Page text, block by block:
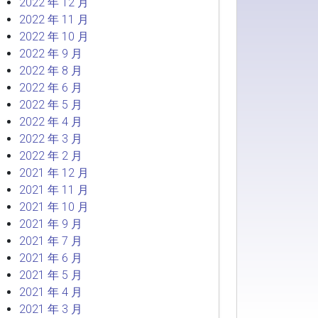
2022 年 11 月
2022 年 10 月
2022 年 9 月
2022 年 8 月
2022 年 6 月
2022 年 5 月
2022 年 4 月
2022 年 3 月
2022 年 2 月
2021 年 12 月
2021 年 11 月
2021 年 10 月
2021 年 9 月
2021 年 7 月
2021 年 6 月
2021 年 5 月
2021 年 4 月
2021 年 3 月